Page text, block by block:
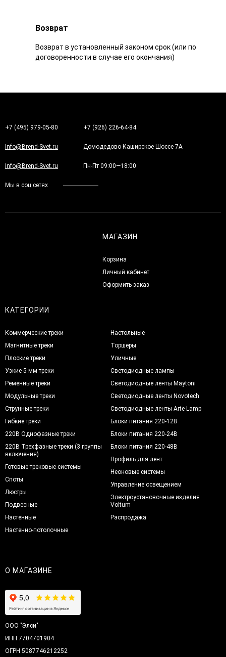
Возврат
Возврат в установленный законом срок (или по
договоренности в случае его окончания)
+7 (495) 979-05-80 +7 (926) 226-64-84
Info@Brend-Svet.ru Домодедово Каширское Шоссе 7А
Info@Brend-Svet.ru Пн-Пт 09:00—18:00
Мы в соц.сетях
МАГАЗИН
Корзина
Личный кабинет
Оформить заказ
КАТЕГОРИИ
Коммерческие треки
Магнитные треки
Плоские треки
Узкие 5 мм треки
Ременные треки
Модульные треки
Струнные треки
Гибкие треки
220В Однофазные треки
220В Трехфазные треки (3 группы
включения)
Готовые трековые системы
Споты
Люстры
Подвесные
Настенные
Настенно-потолочные
Настольные
Торшеры
Уличные
Светодиодные лампы
Светодиодные ленты Maytoni
Светодиодные ленты Novotech
Светодиодные ленты Arte Lamp
Блоки питания 220-12В
Блоки питания 220-24В
Блоки питания 220-48В
Профиль для лент
Неоновые системы
Управление освещением
Электроустановочные изделия
Voltum
Распродажа
О МАГАЗИНЕ
ООО "Элси"
ИНН 7704701904
ОГРН 5087746212252